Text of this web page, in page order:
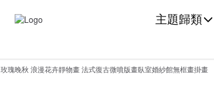
主題歸類
玫瑰晚秋 浪漫花卉靜物畫 法式復古微噴版畫臥室婚紗館無框畫掛畫